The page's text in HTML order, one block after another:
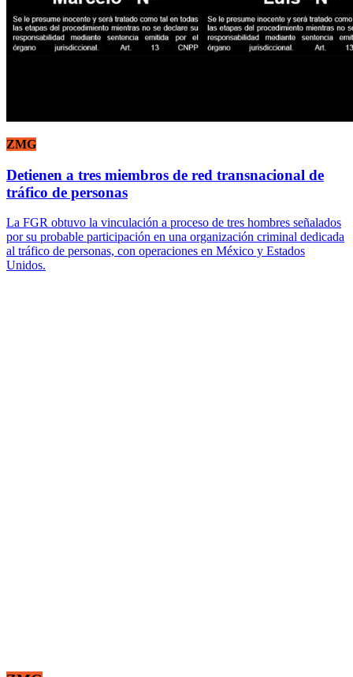
ZMG
Detienen a tres miembros de red transnacional de
tráfico de personas
La FGR obtuvo la vinculación a proceso de tres hombres señalados
por su probable participación en una organización criminal dedicada
al tráfico de personas, con operaciones en México y Estados
Unidos.